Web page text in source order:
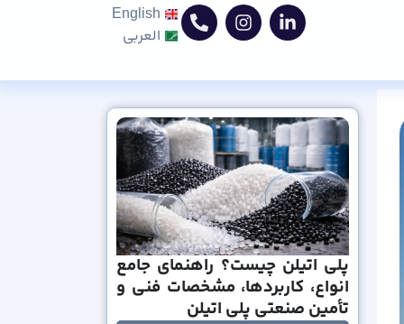
English
العربی
پلی اتیلن چیست؟ راهنمای جامع
انواع، کاربردها، مشخصات فنی و
تأمین صنعتی پلی اتیلن